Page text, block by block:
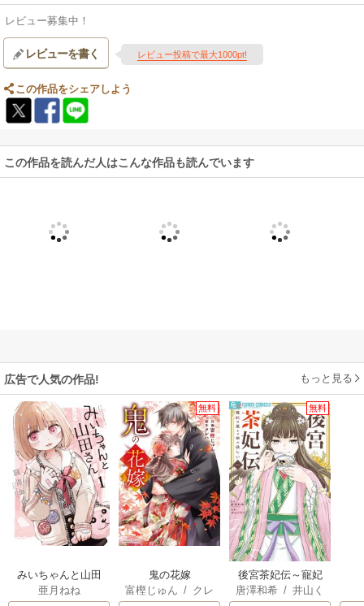
レビュー募集中！
レビューを書く レビュー投稿で最大1000pt!
この作品をシェアしよう
この作品を読んだ人はこんな作品も読んでいます
広告で人気の作品! もっと見る
みいちゃんと山田
さん
亜月ねね
無料
鬼の花嫁
富樫じゅん / クレ
無料
後宮茶妃伝～寵妃
は愛より茶が欲し
唐澤和希 /井山く